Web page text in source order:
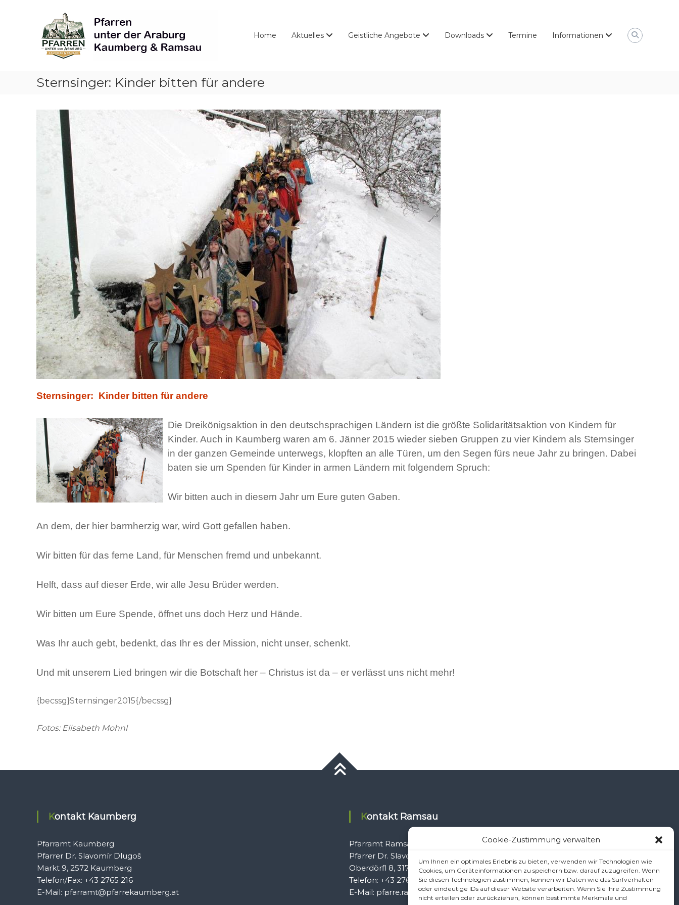
Cookie-Zustimmung verwalten
Um Ihnen ein optimales Erlebnis zu bieten, verwenden wir Technologien wie
Cookies, um Geräteinformationen zu speichern bzw. darauf zuzugreifen. Wenn
Sie diesen Technologien zustimmen, können wir Daten wie das Surfverhalten
oder eindeutige IDs auf dieser Website verarbeiten. Wenn Sie Ihre Zustimmung
nicht erteilen oder zurückziehen, können bestimmte Merkmale und
Pfarren
unter
derAraburg
in
Kaumberg
Home Aktuelles Geistliche Angebote Downloads Termine Informationen
Sternsinger: Kinder bitten für andere
Sternsinger: Kinder bitten für andere
Die Dreikönigsaktion in den deutschsprachigen Ländern ist die größte Solidaritätsaktion von Kindern für
Kinder. Auch in Kaumberg waren am 6. Jänner 2015 wieder sieben Gruppen zu vier Kindern als Sternsinger
in der ganzen Gemeinde unterwegs, klopften an alle Türen, um den Segen fürs neue Jahr zu bringen. Dabei
baten sie um Spenden für Kinder in armen Ländern mit folgendem Spruch:
Wir bitten auch in diesem Jahr um Eure guten Gaben.
An dem, der hier barmherzig war, wird Gott gefallen haben.
Wir bitten für das ferne Land, für Menschen fremd und unbekannt.
Helft, dass auf dieser Erde, wir alle Jesu Brüder werden.
Wir bitten um Eure Spende, öffnet uns doch Herz und Hände.
Was Ihr auch gebt, bedenkt, das Ihr es der Mission, nicht unser, schenkt.
Und mit unserem Lied bringen wir die Botschaft her – Christus ist da – er verlässt uns nicht mehr!
{becssg}Sternsinger2015{/becssg}
Fotos: Elisabeth Mohnl
Kontakt Kaumberg
Pfarramt Kaumberg
Pfarrer Dr. Slavomír Dlugoš
Markt 9, 2572 Kaumberg
Telefon/Fax: +43 2765 216
E-Mail: pfarramt@pfarrekaumberg.at
Kontakt Ramsau
Pfarramt Ramsau
Pfarrer Dr. Slavomír Dlugoš
Oberdörfl 8, 3172 Ramsau
Telefon: +43 2764 8240
E-Mail: pfarre.ramsau@gmx.at